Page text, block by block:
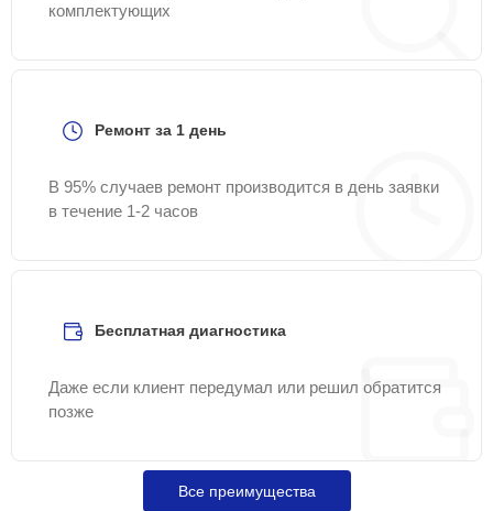
комплектующих
Ремонт за 1 день
В 95% случаев ремонт производится в день заявки
в течение 1-2 часов
Бесплатная диагностика
Даже если клиент передумал или решил обратится
позже
Все преимущества